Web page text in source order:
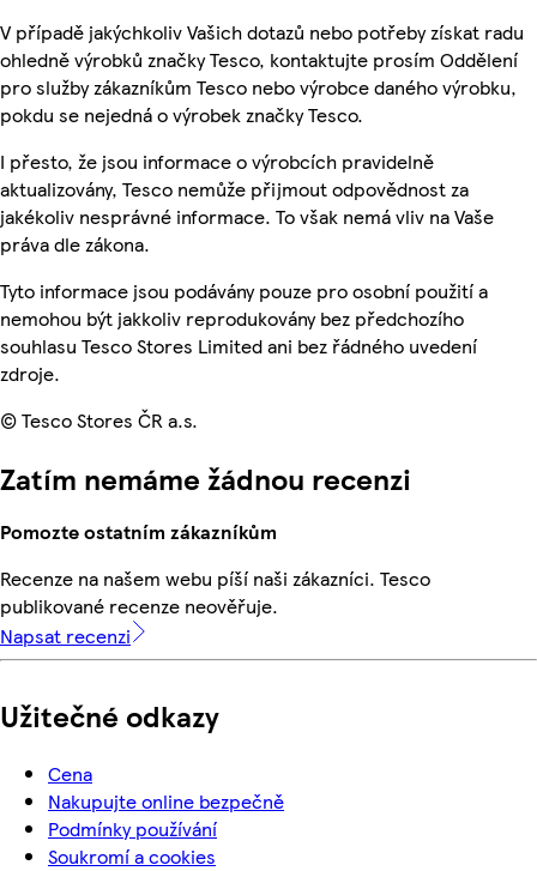
V případě jakýchkoliv Vašich dotazů nebo potřeby získat radu
ohledně výrobků značky Tesco, kontaktujte prosím Oddělení
pro služby zákazníkům Tesco nebo výrobce daného výrobku,
pokdu se nejedná o výrobek značky Tesco.
I přesto, že jsou informace o výrobcích pravidelně
aktualizovány, Tesco nemůže přijmout odpovědnost za
jakékoliv nesprávné informace. To však nemá vliv na Vaše
práva dle zákona.
Tyto informace jsou podávány pouze pro osobní použití a
nemohou být jakkoliv reprodukovány bez předchozího
souhlasu Tesco Stores Limited ani bez řádného uvedení
zdroje.
© Tesco Stores ČR a.s.
Zatím nemáme žádnou recenzi
Pomozte ostatním zákazníkům
Recenze na našem webu píší naši zákazníci. Tesco
publikované recenze neověřuje.
Napsat recenzi
Užitečné odkazy
Cena
Nakupujte online bezpečně
Podmínky používání
Soukromí a cookies